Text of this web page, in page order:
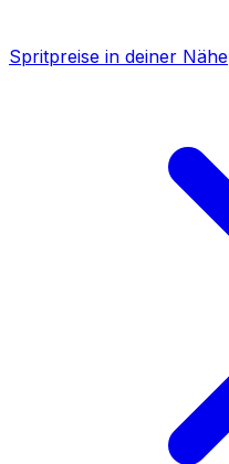
Spritpreise in deiner Nähe